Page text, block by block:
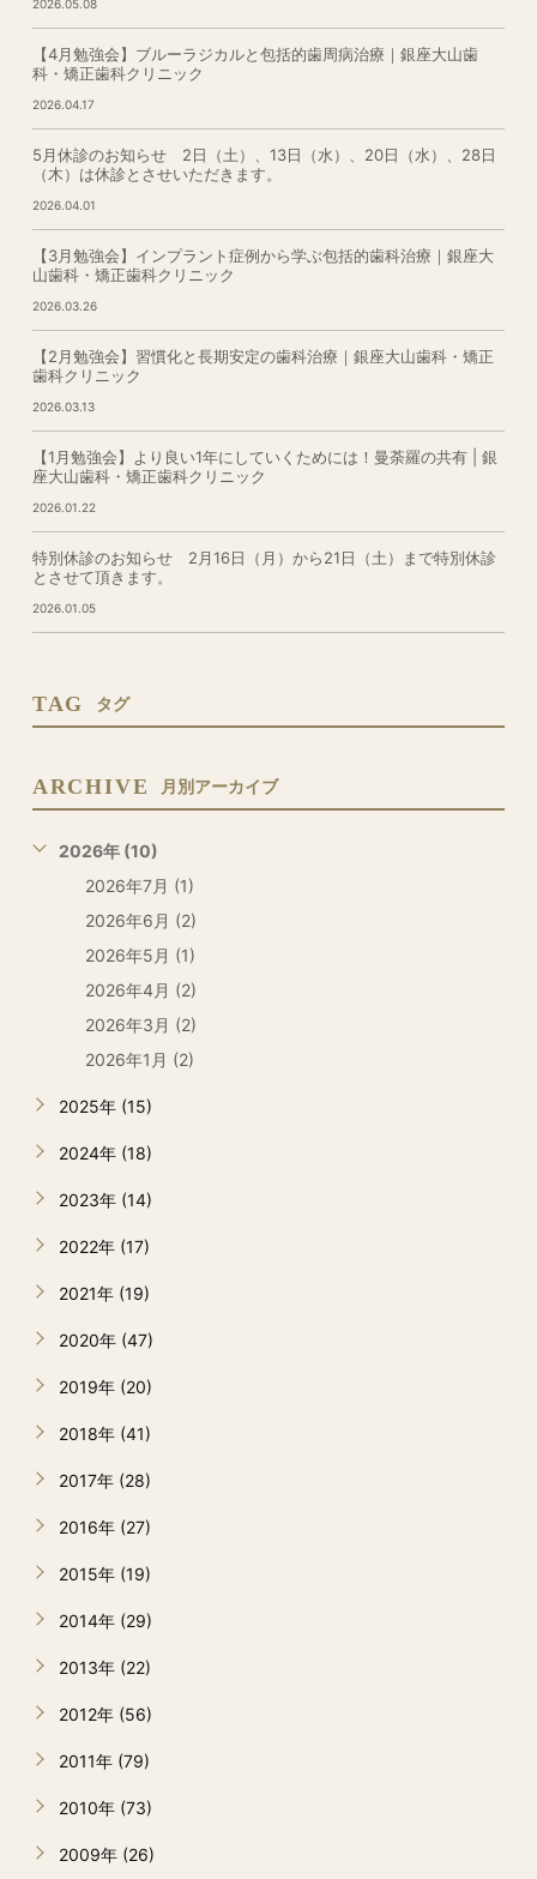
2026.05.08
【4月勉強会】ブルーラジカルと包括的歯周病治療｜銀座大山歯
科・矯正歯科クリニック
2026.04.17
5月休診のお知らせ 2日（土）、13日（水）、20日（水）、28日
（木）は休診とさせいただきます。
2026.04.01
【3月勉強会】インプラント症例から学ぶ包括的歯科治療｜銀座大
山歯科・矯正歯科クリニック
2026.03.26
【2月勉強会】習慣化と長期安定の歯科治療｜銀座大山歯科・矯正
歯科クリニック
2026.03.13
【1月勉強会】より良い1年にしていくためには！曼荼羅の共有 | 銀
座大山歯科・矯正歯科クリニック
2026.01.22
特別休診のお知らせ 2月16日（月）から21日（土）まで特別休診
とさせて頂きます。
2026.01.05
TAG タグ
ARCHIVE 月別アーカイブ
2026年 (10)
2026年7月 (1)
2026年6月 (2)
2026年5月 (1)
2026年4月 (2)
2026年3月 (2)
2026年1月 (2)
2025年 (15)
2024年 (18)
2023年 (14)
2022年 (17)
2021年 (19)
2020年 (47)
2019年 (20)
2018年 (41)
2017年 (28)
2016年 (27)
2015年 (19)
2014年 (29)
2013年 (22)
2012年 (56)
2011年 (79)
2010年 (73)
2009年 (26)